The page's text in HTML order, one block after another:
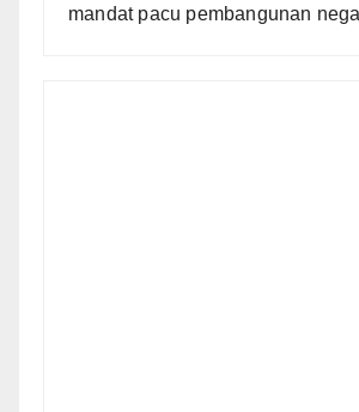
mandat pacu pembangunan